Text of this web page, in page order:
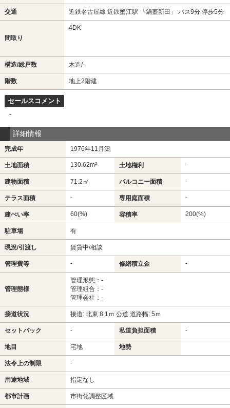
交通 近鉄名古屋線 近鉄蟹江駅 「鍋蓋新田」 バス9分 停歩5分
間取り
4DK
構造/総戸数 木造/-
階数 地上2階建
セールスコメント
-
詳細情報
完成年 1976年11月築
土地面積 130.62m² 土地権利 -
建物面積 71.2㎡ バルコニー面積 -
テラス面積 - 専用庭面積 -
建ぺい率 60(%) 容積率 200(%)
駐車場 有
現況/引渡し 賃貸中/相談
管理費等 - 修繕積立金 -
管理態様
管理形態：-
管理組合：-
管理会社：-
接道状況 接道: 北東 8.1ｍ 公道 道路幅: 5ｍ
セットバック - 私道負担面積 -
地目 宅地 地勢
法令上の制限 -
用途地域 指定なし
都市計画 市街化調整区域